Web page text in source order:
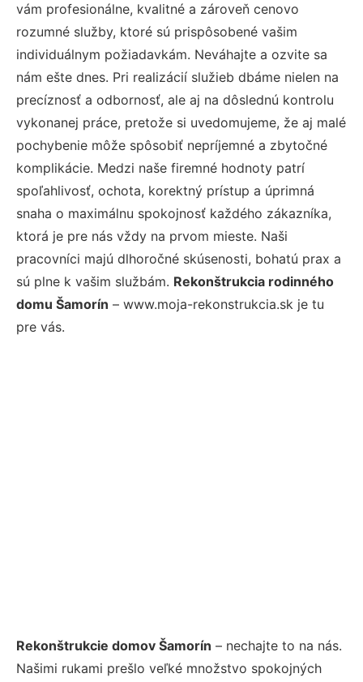
vám profesionálne, kvalitné a zároveň cenovo
rozumné služby, ktoré sú prispôsobené vašim
individuálnym požiadavkám. Neváhajte a ozvite sa
nám ešte dnes. Pri realizácií služieb dbáme nielen na
precíznosť a odbornosť, ale aj na dôslednú kontrolu
vykonanej práce, pretože si uvedomujeme, že aj malé
pochybenie môže spôsobiť nepríjemné a zbytočné
komplikácie. Medzi naše firemné hodnoty patrí
spoľahlivosť, ochota, korektný prístup a úprimná
snaha o maximálnu spokojnosť každého zákazníka,
ktorá je pre nás vždy na prvom mieste. Naši
pracovníci majú dlhoročné skúsenosti, bohatú prax a
sú plne k vašim službám. Rekonštrukcia rodinného
domu Šamorín – www.moja-rekonstrukcia.sk je tu
pre vás.
Rekonštrukcie domov Šamorín – nechajte to na nás.
Našimi rukami prešlo veľké množstvo spokojných